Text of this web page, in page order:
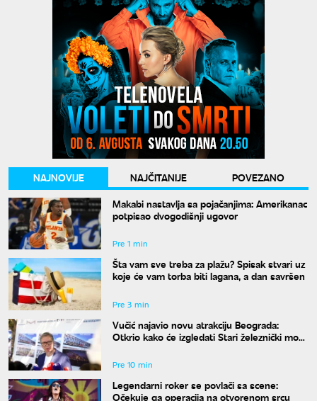
NAJNOVIJE NAJČITANIJE
POVEZANO
Makabi nastavlja sa pojačanjima: Amerikanac
potpisao dvogodišnji ugovor
Pre 1 min
Šta vam sve treba za plažu? Spisak stvari uz
koje će vam torba biti lagana, a dan savršen
Pre 3 min
Vučić najavio novu atrakciju Beograda:
Otkrio kako će izgledati Stari železnički most
Pre 10 min
Legendarni roker se povlači sa scene:
Očekuje ga operacija na otvorenom srcu